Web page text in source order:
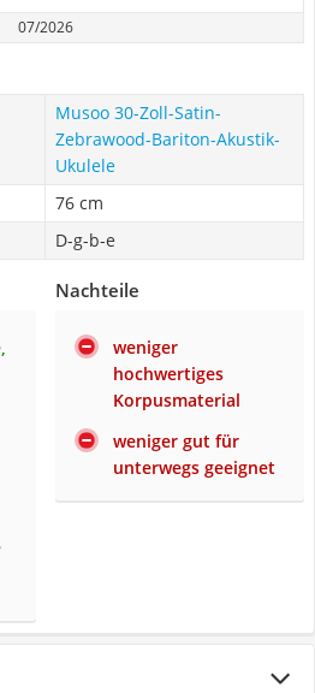
07/2026
Musoo 30-Zoll-Satin-
Zebrawood-Bariton-Akustik-
Ukulele
76 cm
D-g-b-e
Nachteile
weniger
hochwertiges
Korpusmaterial
weniger gut für
unterwegs geeignet